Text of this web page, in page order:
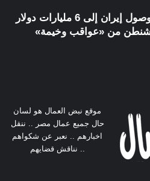
«النواب» الأميركي لمنع وصول إيران إلى 6 مليارات دولار
من «عواقب وخيمة»
موقع نبض العمال هو لسان
حال جميع عمال مصر .. ننقل
اخبارهم .. نعبر عن شكواهم
.. نناقش قضايهم